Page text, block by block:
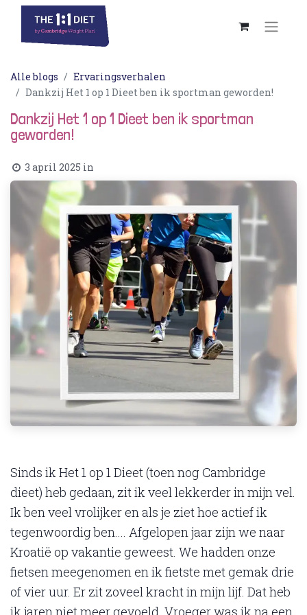
Alle blogs
Ervaringsverhalen
Dankzij Het 1 op 1 Dieet ben ik sportman geworden!
Dankzij Het 1 op 1 Dieet ben ik sportman
geworden!
3 april 2025 in
Sinds ik Het 1 op 1 Dieet (toen nog Cambridge
dieet) heb gedaan, zit ik veel lekkerder in mijn vel.
Ik ben veel vrolijker en als je ziet hoe actief ik
tegenwoordig ben.... Afgelopen jaar zijn we naar
Kroatië op vakantie geweest. We hadden onze
fietsen meegenomen en ik fietste met gemak drie
of vier uur. Er zit zoveel kracht in mijn lijf. Dat heb